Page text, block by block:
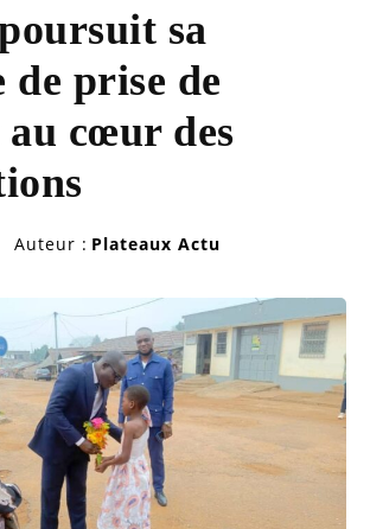
sa
de prise de
au cœur des
Auteur : Plateaux Actu